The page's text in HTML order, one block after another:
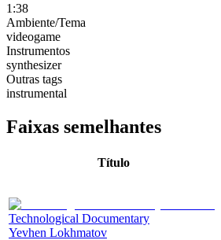
1:38
Ambiente/Tema
videogame
Instrumentos
synthesizer
Outras tags
instrumental
Faixas semelhantes
Título
Technological Documentary
Yevhen Lokhmatov